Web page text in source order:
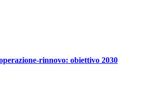
rinnovo: obiettivo 2030